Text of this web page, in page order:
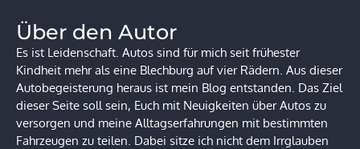
Über den Autor
Es ist Leidenschaft. Autos sind für mich seit frühester
Kindheit mehr als eine Blechburg auf vier Rädern. Aus dieser
Autobegeisterung heraus ist mein Blog entstanden. Das Ziel
dieser Seite soll sein, Euch mit Neuigkeiten über Autos zu
versorgen und meine Alltagserfahrungen mit bestimmten
Fahrzeugen zu teilen. Dabei sitze ich nicht dem Irrglauben